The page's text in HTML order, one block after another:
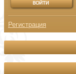
Регистрация